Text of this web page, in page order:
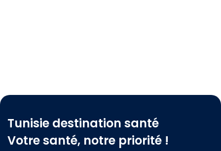
Tunisie destination santé
Votre santé, notre priorité !